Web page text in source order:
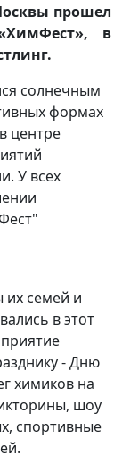
прошел
в
солнечным
формах
центре
У всех
их семей и
в этот
- Дню
химиков на
шоу
спортивные